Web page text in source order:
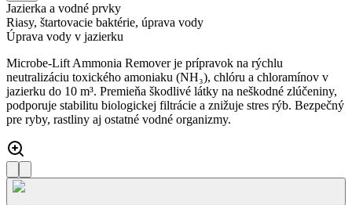
Jazierka a vodné prvky
Riasy, štartovacie baktérie, úprava vody
Úprava vody v jazierku
Microbe-Lift Ammonia Remover je prípravok na rýchlu
neutralizáciu toxického amoniaku (NH₃), chlóru a chloramínov v
jazierku do 10 m³. Premieňa škodlivé látky na neškodné zlúčeniny,
podporuje stabilitu biologickej filtrácie a znižuje stres rýb. Bezpečný
pre ryby, rastliny aj ostatné vodné organizmy.